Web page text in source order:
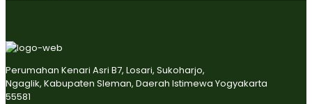
Perumahan Kenari Asri B7, Losari, Sukoharjo,
Ngaglik, Kabupaten Sleman, Daerah Istimewa Yogyakarta
55581